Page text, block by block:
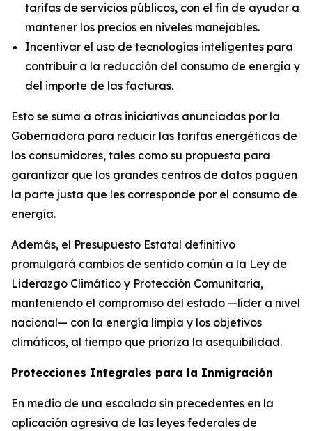
tarifas de servicios públicos, con el fin de ayudar a
mantener los precios en niveles manejables.
Incentivar el uso de tecnologías inteligentes para
contribuir a la reducción del consumo de energía y
del importe de las facturas.
Esto se suma a otras iniciativas anunciadas por la
Gobernadora para reducir las tarifas energéticas de
los consumidores, tales como su propuesta para
garantizar que los grandes centros de datos paguen
la parte justa que les corresponde por el consumo de
energía.
Además, el Presupuesto Estatal definitivo
promulgará cambios de sentido común a la Ley de
Liderazgo Climático y Protección Comunitaria,
manteniendo el compromiso del estado —líder a nivel
nacional— con la energía limpia y los objetivos
climáticos, al tiempo que prioriza la asequibilidad.
Protecciones Integrales para la Inmigración
En medio de una escalada sin precedentes en la
aplicación agresiva de las leyes federales de